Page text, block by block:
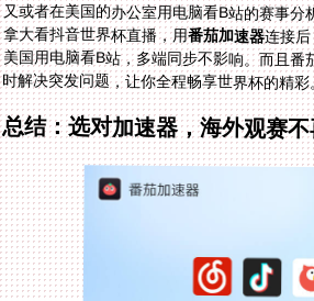
又或者在美国的办公室用电脑看B站的赛事分
拿大看抖音世界杯直播，用番茄加速器连接
美国用电
时解决突发问题，让你全程畅享世界杯的精彩
总结：选对加速器，海外观赛